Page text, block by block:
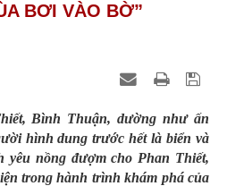
BƠI VÀO BỜ”
Bình Thuận, dường như ấn
hình dung trước hết là biển và
yêu nồng đượm cho Phan Thiết,
trong hành trình khám phá của